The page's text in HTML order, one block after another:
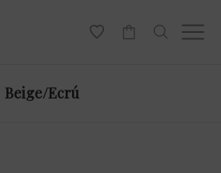
Beige/Ecrú